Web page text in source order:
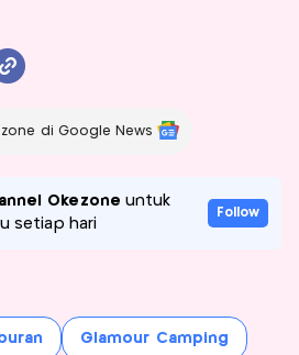
di Google News
Okezone untuk
setiap hari
Follow
Glamour Camping